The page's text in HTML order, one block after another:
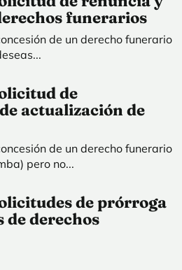
funerarios
de un derecho funerario
de
actualización de
de un derecho funerario
pero no...
de prórroga
de derechos